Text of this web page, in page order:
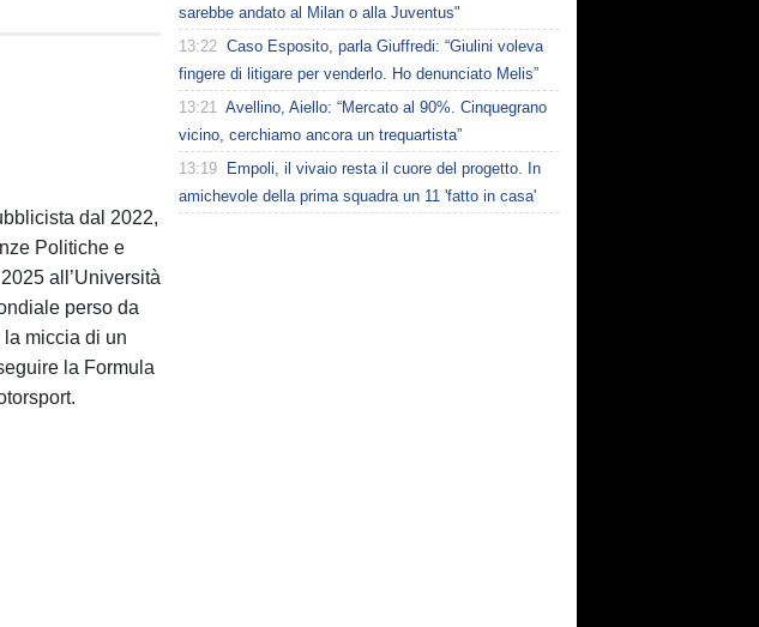
dal 2022,
Politiche e
all’Università
perso da
miccia di un
la Formula
sarebbe andato al Milan o alla Juventus"
13:22 Caso Esposito, parla Giuffredi: “Giulini voleva
fingere di litigare per venderlo. Ho denunciato Melis”
13:21 Avellino, Aiello: “Mercato al 90%. Cinquegrano
vicino, cerchiamo ancora un trequartista”
13:19
Empoli, il vivaio resta il cuore del progetto. In
amichevole della prima squadra un 11 'fatto in casa'